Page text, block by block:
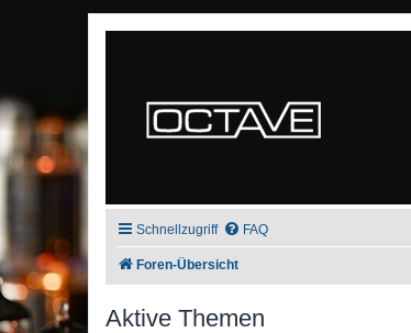
Schnellzugriff FAQ
Foren-Übersicht
Aktive Themen